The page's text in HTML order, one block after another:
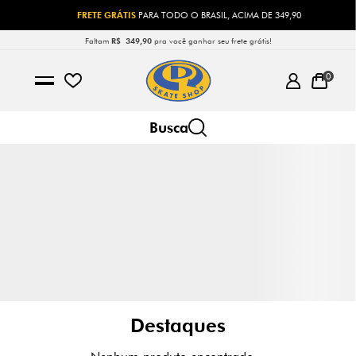
FRETE GRÁTISPARA TODO O BRASIL, ACIMA DE 349,90
Faltam R$ 349,90pra você ganhar seu frete grátis!
0
Destaques